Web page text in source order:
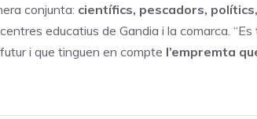
conjunta: científics, pescadors,
educatius de Gandia i la comarca.
i que tinguen en compte l’empremta